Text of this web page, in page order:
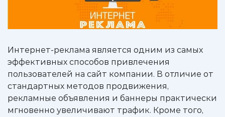
Интернет-реклама является одним из самых
эффективных способов привлечения
пользователей на сайт компании. В отличие от
стандартных методов продвижения,
рекламные объявления и баннеры практически
мгновенно увеличивают трафик. Кроме того,